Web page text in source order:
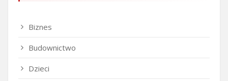
Biznes
Budownictwo
Dzieci